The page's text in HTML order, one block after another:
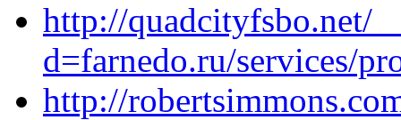
http://quadcityfsbo.net/
d=farnedo.ru/services/
http://